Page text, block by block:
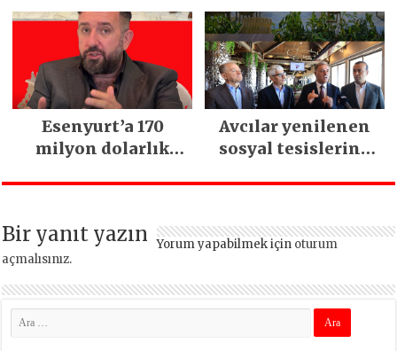
Esenyurt’a 170
milyon dolarlık
İstanbul’un tek
Avcılar yenilenen
sosyal tesislerine
Bir yanıt yazın Yorum yapabilmek için oturum
açmalısınız.